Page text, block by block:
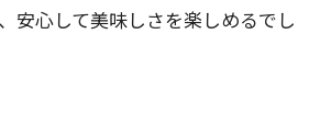
安心して美味しさを楽しめるでし